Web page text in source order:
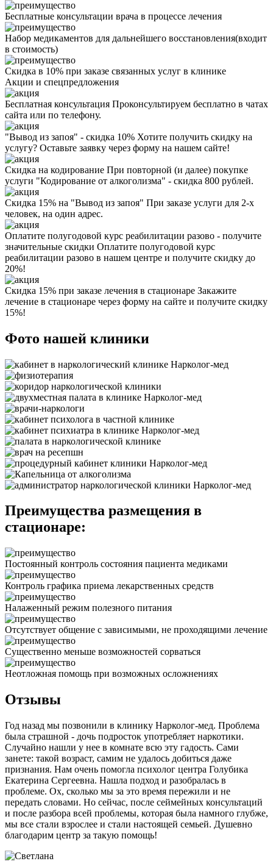
Бесплатные консультации врача в процессе лечения
Набор медикаментов для дальнейшего восстановления(входит
в стоимость)
Скидка в 10% при заказе связанных услуг в клинике
Акции и спецпредложения
Бесплатная консультация Проконсультируем бесплатно в чатах
сайта или по телефону.
"Вывод из запоя" - скидка 10% Хотите получить скидку на
услугу? Оставьте заявку через форму на нашем сайте!
Скидка на кодирование При повторной (и далее) покупке
услуги "Кодирование от алкоголизма" - скидка 800 рублей.
Скидка 15% на "Вывод из запоя" При заказе услуги для 2-х
человек, на один адрес.
Оплатите полугодовой курс реабилитации разово - получите
значительные скидки Оплатите полугодовой курс
реабилитации разово в нашем центре и получите скидку до
20%!
Скидка 15% при заказе лечения в стационаре Закажите
лечение в стационаре через форму на сайте и получите скидку
15%!
Фото нашей клиники
Преимущества размещения в
стационаре:
Постоянный контроль состояния пациента медиками
Контроль графика приема лекарственных средств
Налаженный режим полезного питания
Отсутствует общение с зависимыми, не проходящими лечение
Существенно меньше возможностей сорваться
Неотложная помощь при возможных осложнениях
Отзывы
Год назад мы позвонили в клинику Нарколог-мед. Проблема
была страшной - дочь подросток употребляет наркотики.
Случайно нашли у нее в комнате всю эту гадость. Сами
занете: такой возраст, самим не удалось добиться даже
признания. Нам очень помогла психолог центра Голубика
Екатерина Сергеевна. Нашла подход и разобралась в
проблеме. Ох, сколько мы за это время пережили и не
передать словами. Но сейчас, после сеймейных консультаций
и после разбора всей проблемы, которая была намного глубже,
мы все стали взрослее и стали настоящей семьей. Душевно
благодарим центр за такую помощь!